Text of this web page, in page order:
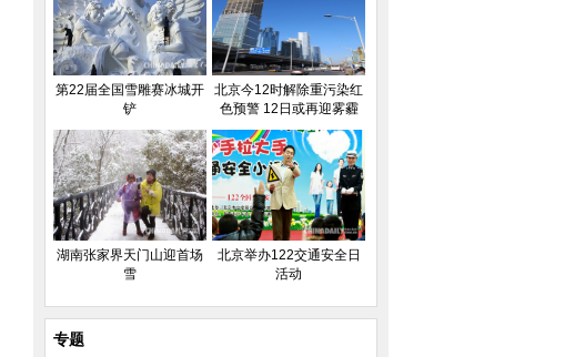
第22届全国雪雕赛冰城开
铲
北京今12时解除重污染红
色预警 12日或再迎雾霾
湖南张家界天门山迎首场
雪
北京举办122交通安全日
活动
专题